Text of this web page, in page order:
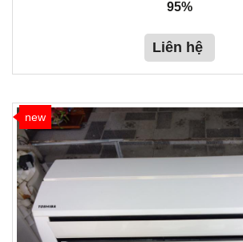
95%
Liên hệ
new